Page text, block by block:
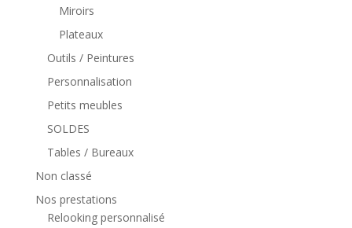
Miroirs
Plateaux
Outils / Peintures
Personnalisation
Petits meubles
SOLDES
Tables / Bureaux
Non classé
Nos prestations
Relooking personnalisé